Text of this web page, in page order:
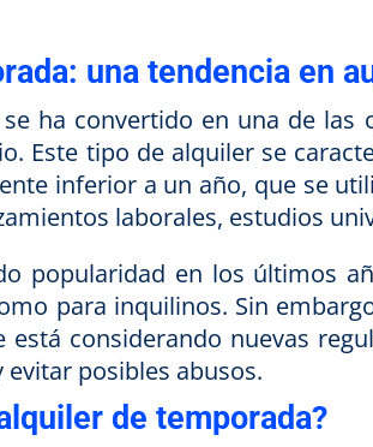
una tendencia en
ha convertido en una de las
Este tipo de alquiler se
inferior a un año, que se
laborales, estudios
popularidad en los últimos
para inquilinos. Sin
considerando nuevas
posibles abusos.
de temporada?